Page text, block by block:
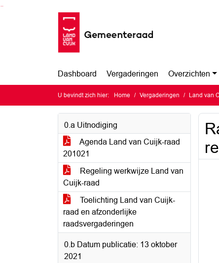
Ga naar de inhoud van deze pagina
Ga naar het zoeken
Ga naar het menu
Dashboard Vergaderingen Overzichten
U bevindt zich hier: Home Vergaderingen Land van
0.a Uitnodiging
Agenda Land van Cuijk-raad
201021
Regeling werkwijze Land van
Cuijk-raad
Toelichting Land van Cuijk-
raad en afzonderlijke
raadsvergaderingen
0.b Datum publicatie: 13 oktober
2021